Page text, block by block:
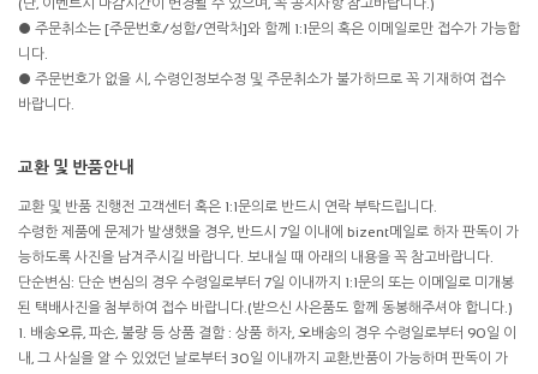
(단, 이벤트시 마감시간이 변경될 수 있으며, 꼭 공지사항 참고바랍니다.)
● 주문취소는 [주문번호/성함/연락처]와 함께 1:1문의 혹은 이메일로만 접수가 가능합
니다.
● 주문번호가 없을 시, 수령인정보수정 및 주문취소가 불가하므로 꼭 기재하여 접수
바랍니다.
교환 및 반품안내
교환 및 반품 진행전 고객센터 혹은 1:1문의로 반드시 연락 부탁드립니다.
수령한 제품에 문제가 발생했을 경우, 반드시 7일 이내에 bizent메일로 하자 판독이 가
능하도록 사진을 남겨주시길 바랍니다. 보내실 때 아래의 내용을 꼭 참고바랍니다.
단순변심: 단순 변심의 경우 수령일로부터 7일 이내까지 1:1문의 또는 이메일로 미개봉
된 택배사진을 첨부하여 접수 바랍니다.(받으신 사은품도 함께 동봉해주셔야 합니다.)
1. 배송오류, 파손, 불량 등 상품 결함 : 상품 하자, 오배송의 경우 수령일로부터 90일 이
내, 그 사실을 알 수 있었던 날로부터 30일 이내까지 교환,반품이 가능하며 판독이 가